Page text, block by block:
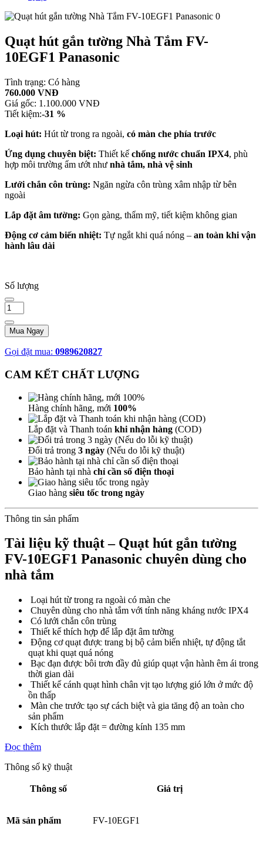
Quạt hút gắn tường Nhà Tắm FV-
10EGF1 Panasonic
Tình trạng: Có hàng
760.000 VNĐ
Giá gốc: 1.100.000 VNĐ
Tiết kiệm:-31 %
Loại hút: Hút từ trong ra ngoài, có màn che phía trước
Ứng dụng chuyên biệt: Thiết kế chống nước chuẩn IPX4, phù
hợp môi trường ẩm ướt như nhà tắm, nhà vệ sinh
Lưới chắn côn trùng: Ngăn ngừa côn trùng xâm nhập từ bên
ngoài
Lắp đặt âm tường: Gọn gàng, thẩm mỹ, tiết kiệm không gian
Động cơ cảm biến nhiệt: Tự ngắt khi quá nóng – an toàn khi vận
hành lâu dài
Số lượng
Mua Ngay
Gọi đặt mua: 0989620827
CAM KẾT CHẤT LƯỢNG
Hàng chính hãng, mới 100%
Lắp đặt và Thanh toán khi nhận hàng (COD)
Đổi trả trong 3 ngày (Nếu do lỗi kỹ thuật)
Bảo hành tại nhà chỉ cần số điện thoại
Giao hàng siêu tốc trong ngày
Thông tin sản phẩm
Tài liệu kỹ thuật – Quạt hút gắn tường
FV-10EGF1 Panasonic chuyên dùng cho
nhà tắm
Loại hút từ trong ra ngoài có màn che
Chuyên dùng cho nhà tắm với tính năng kháng nước IPX4
Có lưới chắn côn trùng
Thiết kế thích hợp để lắp đặt âm tường
Động cơ quạt được trang bị bộ cảm biến nhiệt, tự động tắt
quạt khi quạt quá nóng
Bạc đạn được bôi trơn đầy đủ giúp quạt vận hành êm ái trong
thời gian dài
Thiết kế cánh quạt hình chân vịt tạo lượng gió lớn ở mức độ
ồn thấp
Màn che trước tạo sự cách biệt và gia tăng độ an toàn cho
sản phẩm
Kích thước lắp đặt = đường kính 135 mm
Đọc thêm
Thông số kỹ thuật
Thông số Giá trị
Mã sản phẩm FV-10EGF1